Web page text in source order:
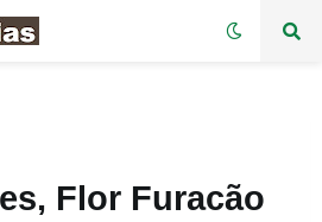
Flor Furacão